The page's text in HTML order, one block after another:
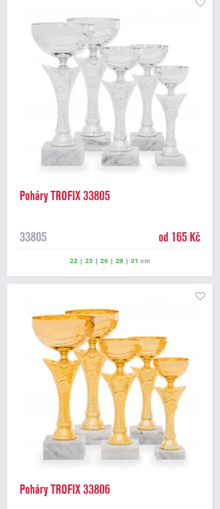
Poháry TROFIX 33805
33805 od 165 Kč
22 | 23 | 26 | 29 | 31 cm
Poháry TROFIX 33806